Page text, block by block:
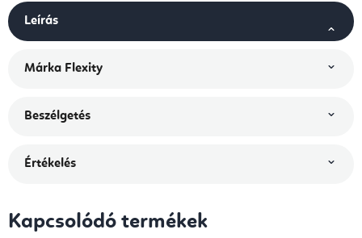
Leírás
Márka Flexity
Beszélgetés
Értékelés
Kapcsolódó termékek